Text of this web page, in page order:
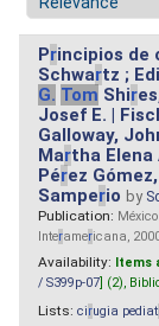
Principios de
Schwartz ;
G. Tom Shir
Josef E. |
Galloway,
Martha Elena
Pérez
Samperio by
Publication:
Interamericana,
Availability: Items
/ S399p-07 ] (2),
Lists: cirugia pediat